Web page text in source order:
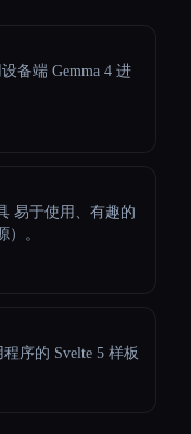
备端 Gemma 4 进
易于使用、有趣的
。
序的 Svelte 5 样板